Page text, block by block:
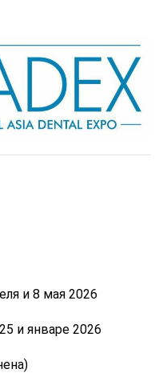
и 8 мая 2026
и январе 2026